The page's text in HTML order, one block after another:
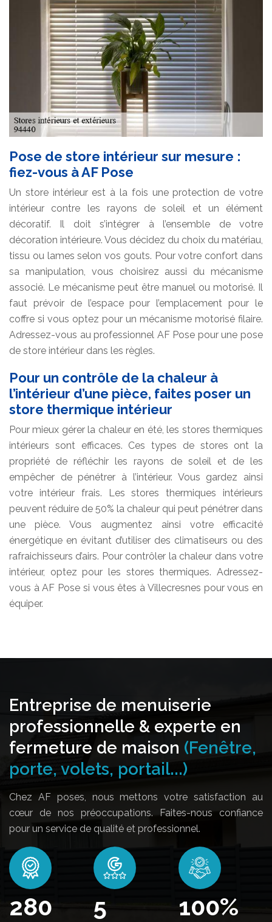
Pose de store intérieur sur mesure :
fiez-vous à AF Pose
Un store intérieur est à la fois une protection de votre
intérieur contre les rayons de soleil et un élément
décoratif. Il doit s’intégrer à l’ensemble de votre
décoration intérieure. Vous décidez du choix du matériau,
tissu ou lames selon vos gouts. Pour votre confort dans
sa manipulation, vous choisirez aussi du mécanisme
associé. Le mécanisme peut être manuel ou motorisé. Il
faut prévoir de l’espace pour l’emplacement pour le
coffre si vous optez pour un mécanisme motorisé filaire.
Adressez-vous au professionnel AF Pose pour une pose
de store intérieur dans les règles.
Pour un contrôle de la chaleur à
l’intérieur d’une pièce, faites poser un
store thermique intérieur
Pour mieux gérer la chaleur en été, les stores thermiques
intérieurs sont efficaces. Ces types de stores ont la
propriété de réfléchir les rayons de soleil et de les
empêcher de pénétrer à l’intérieur. Vous gardez ainsi
votre intérieur frais. Les stores thermiques intérieurs
peuvent réduire de 50% la chaleur qui peut pénétrer dans
une pièce. Vous augmentez ainsi votre efficacité
énergétique en évitant d’utiliser des climatiseurs ou des
rafraichisseurs d’airs. Pour contrôler la chaleur dans votre
intérieur, optez pour les stores thermiques. Adressez-
vous à AF Pose si vous êtes à Villecresnes pour vous en
équiper.
Entreprise de menuiserie
professionnelle & experte en
fermeture de maison (Fenêtre,
porte, volets, portail...)
Chez AF poses, nous mettons votre satisfaction au
cœur de nos préoccupations. Faites-nous confiance
pour un service de qualité et professionnel.
342 5 100%